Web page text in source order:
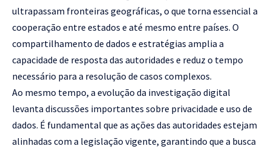
ultrapassam fronteiras geográficas, o que torna essencial a
cooperação entre estados e até mesmo entre países. O
compartilhamento de dados e estratégias amplia a
capacidade de resposta das autoridades e reduz o tempo
necessário para a resolução de casos complexos.
Ao mesmo tempo, a evolução da investigação digital
levanta discussões importantes sobre privacidade e uso de
dados. É fundamental que as ações das autoridades estejam
alinhadas com a legislação vigente, garantindo que a busca